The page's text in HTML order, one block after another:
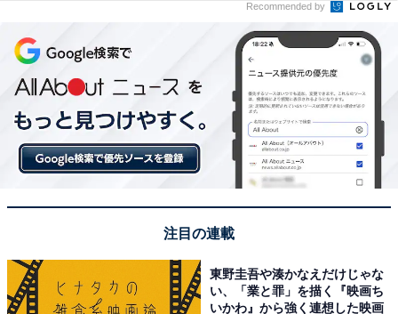
Recommended by
注目の連載
東野圭吾や湊かなえだけじゃな
い、「業と罪」を描く『映画ち
いかわ』から強く連想した映画